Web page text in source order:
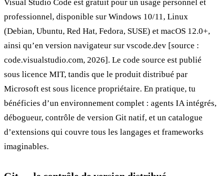
Visual Studio Code est gratuit pour un usage personnel et
professionnel, disponible sur Windows 10/11, Linux
(Debian, Ubuntu, Red Hat, Fedora, SUSE) et macOS 12.0+,
ainsi qu’en version navigateur sur vscode.dev [source :
code.visualstudio.com, 2026]. Le code source est publié
sous licence MIT, tandis que le produit distribué par
Microsoft est sous licence propriétaire. En pratique, tu
bénéficies d’un environnement complet : agents IA intégrés,
débogueur, contrôle de version Git natif, et un catalogue
d’extensions qui couvre tous les langages et frameworks
imaginables.